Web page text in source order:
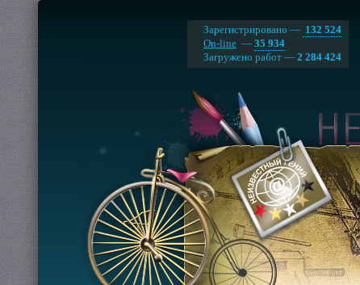
Зарегистрировано — 132 524
On-line — 35 934
Загружено работ — 2 284 424